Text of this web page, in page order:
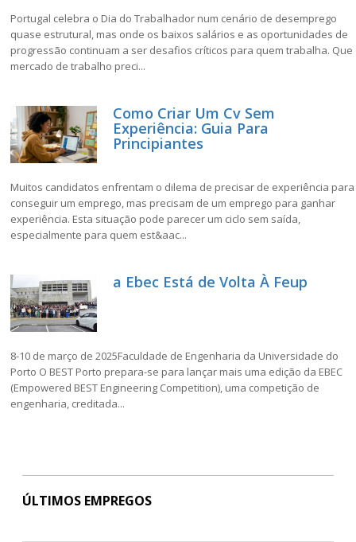
Portugal celebra o Dia do Trabalhador num cenário de desemprego
quase estrutural, mas onde os baixos salários e as oportunidades de
progressão continuam a ser desafios críticos para quem trabalha. Que
mercado de trabalho preci...
Como Criar Um Cv Sem
Experiência: Guia Para
Principiantes
Muitos candidatos enfrentam o dilema de precisar de experiência para
conseguir um emprego, mas precisam de um emprego para ganhar
experiência. Esta situação pode parecer um ciclo sem saída,
especialmente para quem est&aac...
a Ebec Está de Volta À Feup
8-10 de março de 2025Faculdade de Engenharia da Universidade do
Porto O BEST Porto prepara-se para lançar mais uma edição da EBEC
(Empowered BEST Engineering Competition), uma competição de
engenharia, creditada...
ÚLTIMOS EMPREGOS